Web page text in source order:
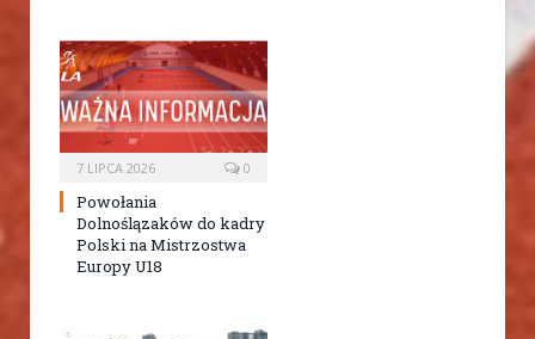
7 LIPCA 2026 0
Powołania
Dolnoślązaków do kadry
Polski na Mistrzostwa
Europy U18